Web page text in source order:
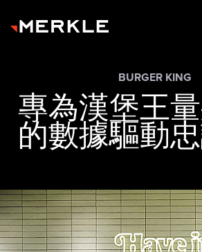
BURGER KING
專為漢堡王
的數據驅動